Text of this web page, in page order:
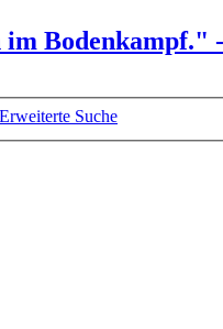
Bodenkampf."
Erweiterte Suche